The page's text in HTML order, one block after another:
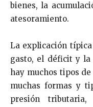
bienes, la
atesoramiento.
La explicación
gasto, el déficit y la
hay muchos tipos
muchas formas y
presión